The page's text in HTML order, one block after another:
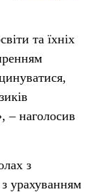
та їхніх
– наголосив
з
урахуванням